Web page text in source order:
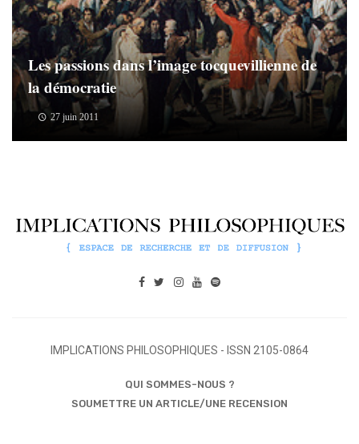
Les passions dans l’image tocquevillienne de
la démocratie
27 juin 2011
IMPLICATIONS PHILOSOPHIQUES - ISSN 2105-0864
QUI SOMMES-NOUS ?
SOUMETTRE UN ARTICLE/UNE RECENSION